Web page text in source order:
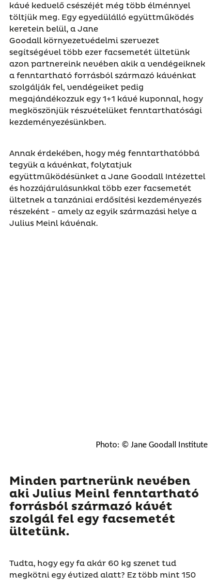
kávé kedvelő csészéjét még több élménnyel
töltjük meg. Egy egyedülálló együttműködés
keretein belül, a Jane
Goodall környezetvédelmi szervezet
segítségével több ezer facsemetét ültetünk
azon partnereink nevében akik a vendégeiknek
a fenntartható forrásból származó kávénkat
szolgálják fel, vendégeiket pedig
megajándékozzuk egy 1+1 kávé kuponnal, hogy
megköszönjük részvételüket fenntarthatósági
kezdeményezésünkben.
Annak érdekében, hogy még fenntarthatóbbá
tegyük a kávénkat, folytatjuk
együttműködésünket a Jane Goodall Intézettel
és hozzájárulásunkkal több ezer facsemetét
ültetnek a tanzániai erdősítési kezdeményezés
részeként - amely az egyik származási helye a
Julius Meinl kávénak.
Photo: © Jane Goodall Institute
Minden partnerünk nevében
aki Julius Meinl fenntartható
forrásból származó kávét
szolgál fel egy facsemetét
ültetünk.
Tudta, hogy egy fa akár 60 kg szenet tud
megkötni egy évtized alatt? Ez több mint 150